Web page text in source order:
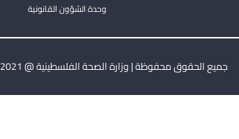
وحدة الشؤون القانونية
جميع الحقوق محفوظة | وزارة الصحة الفلسطينية @ 2021